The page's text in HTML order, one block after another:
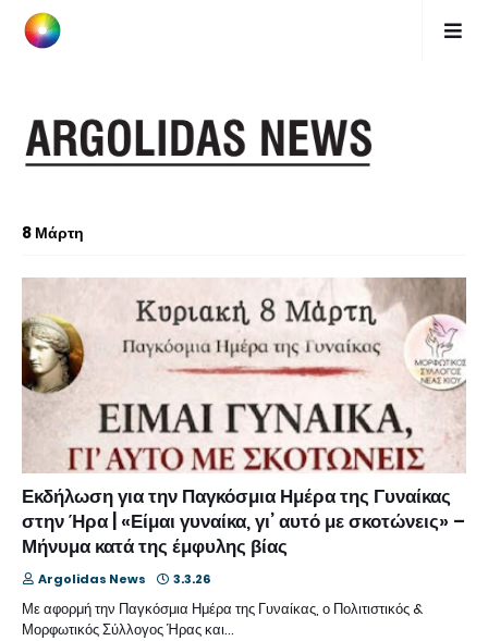
8 Μάρτη
Εκδήλωση για την Παγκόσμια Ημέρα της Γυναίκας
στην Ήρα | «Είμαι γυναίκα, γι’ αυτό με σκοτώνεις» –
Μήνυμα κατά της έμφυλης βίας
Argolidas News 3.3.26
Με αφορμή την Παγκόσμια Ημέρα της Γυναίκας, ο Πολιτιστικός &
Μορφωτικός Σύλλογος Ήρας και…